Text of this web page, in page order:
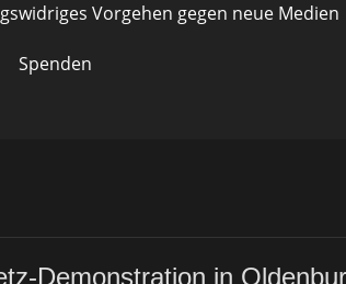
Vorgehen gegen neue Medien
Spenden
Demonstration in